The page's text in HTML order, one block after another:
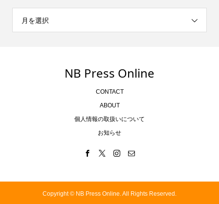
月を選択
NB Press Online
CONTACT
ABOUT
個人情報の取扱いについて
お知らせ
Copyright © NB Press Online. All Rights Reserved.